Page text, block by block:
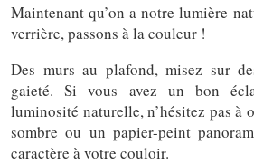
Maintenant qu’on a notre lumière
verrière, passons à la couleur !
Des murs au plafond, misez sur
gaieté. Si vous avez un bon
luminosité naturelle, n’hésitez pas à
sombre ou un papier-peint
caractère à votre couloir.